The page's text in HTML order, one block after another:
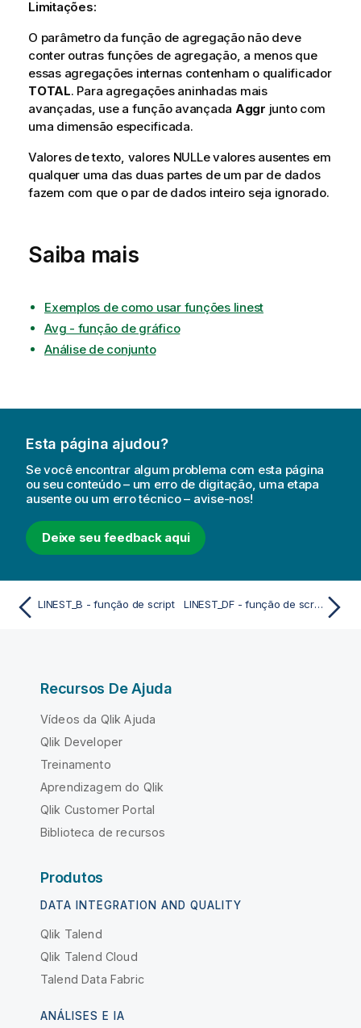
Limitações:
O parâmetro da função de agregação não deve
conter outras funções de agregação, a menos que
essas agregações internas contenham o qualificador
TOTAL. Para agregações aninhadas mais
avançadas, use a função avançada Aggr junto com
uma dimensão especificada.
Valores de texto, valores NULLe valores ausentes em
qualquer uma das duas partes de um par de dados
fazem com que o par de dados inteiro seja ignorado.
Saiba mais
Exemplos de como usar funções linest
Avg - função de gráfico
Análise de conjunto
Esta página ajudou?
Se você encontrar algum problema com esta página
ou seu conteúdo – um erro de digitação, uma etapa
ausente ou um erro técnico – avise-nos!
Deixe seu feedback aqui
LINEST_B - função de script LINEST_DF - função de script
Recursos De Ajuda
Vídeos da Qlik Ajuda
Qlik Developer
Treinamento
Aprendizagem do Qlik
Qlik Customer Portal
Biblioteca de recursos
Produtos
DATA INTEGRATION AND QUALITY
Qlik Talend
Qlik Talend Cloud
Talend Data Fabric
ANÁLISES E IA